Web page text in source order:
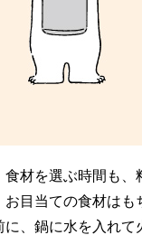
材を選ぶ時間も
目当ての食材は
、鍋に水を入れて